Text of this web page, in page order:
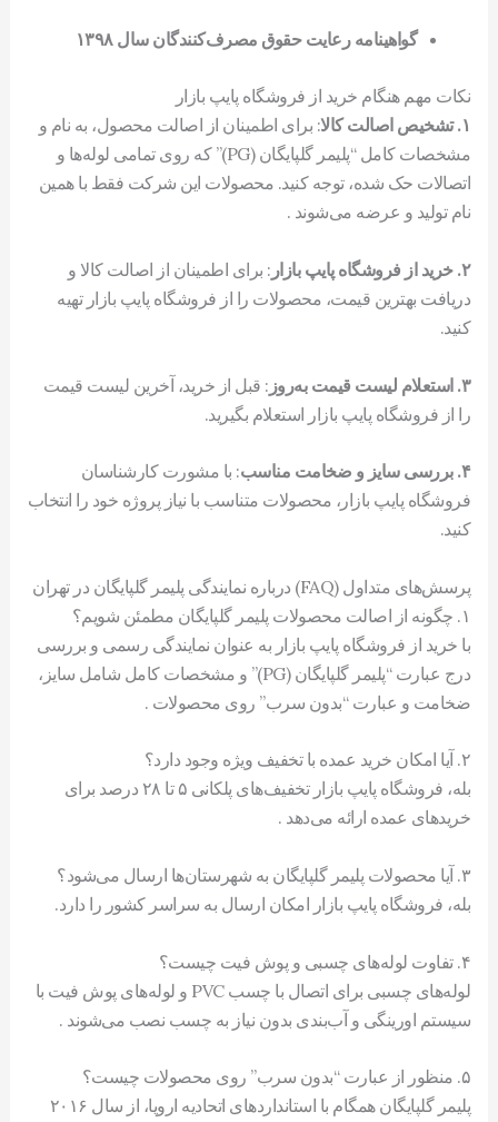
گواهینامه رعایت حقوق مصرف‌کنندگان سال ۱۳۹۸
نکات مهم هنگام خرید از فروشگاه پایپ بازار
۱. تشخیص اصالت کالا
: برای اطمینان از اصالت محصول، به نام و
مشخصات کامل “پلیمر گلپایگان (PG)” که روی تمامی لوله‌ها و
اتصالات حک شده، توجه کنید. محصولات این شرکت فقط با همین
نام تولید و عرضه می‌شوند .
۲. خرید از فروشگاه پایپ بازار
: برای اطمینان از اصالت کالا و
دریافت بهترین قیمت، محصولات را از فروشگاه پایپ بازار تهیه
کنید.
۳. استعلام لیست قیمت به‌روز
: قبل از خرید، آخرین لیست قیمت
را از فروشگاه پایپ بازار استعلام بگیرید.
۴. بررسی سایز و ضخامت مناسب
: با مشورت کارشناسان
فروشگاه پایپ بازار، محصولات متناسب با نیاز پروژه خود را انتخاب
کنید.
پرسش‌های متداول (FAQ) درباره نمایندگی پلیمر گلپایگان در تهران
۱. چگونه از اصالت محصولات پلیمر گلپایگان مطمئن شویم؟
با خرید از فروشگاه پایپ بازار به عنوان نمایندگی رسمی و بررسی
درج عبارت “پلیمر گلپایگان (PG)” و مشخصات کامل شامل سایز،
ضخامت و عبارت “بدون سرب” روی محصولات .
۲. آیا امکان خرید عمده با تخفیف ویژه وجود دارد؟
بله، فروشگاه پایپ بازار تخفیف‌های پلکانی ۵ تا ۲۸ درصد برای
خریدهای عمده ارائه می‌دهد .
۳. آیا محصولات پلیمر گلپایگان به شهرستان‌ها ارسال می‌شود؟
بله، فروشگاه پایپ بازار امکان ارسال به سراسر کشور را دارد.
۴. تفاوت لوله‌های چسبی و پوش فیت چیست؟
لوله‌های چسبی برای اتصال با چسب PVC و لوله‌های پوش فیت با
سیستم اورینگی و آب‌بندی بدون نیاز به چسب نصب می‌شوند .
۵. منظور از عبارت “بدون سرب” روی محصولات چیست؟
پلیمر گلپایگان همگام با استانداردهای اتحادیه اروپا، از سال ۲۰۱۶